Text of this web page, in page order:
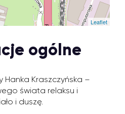
Leaflet
ogólne
Hanka Kraszczyńska –
świata relaksu i
i duszę.